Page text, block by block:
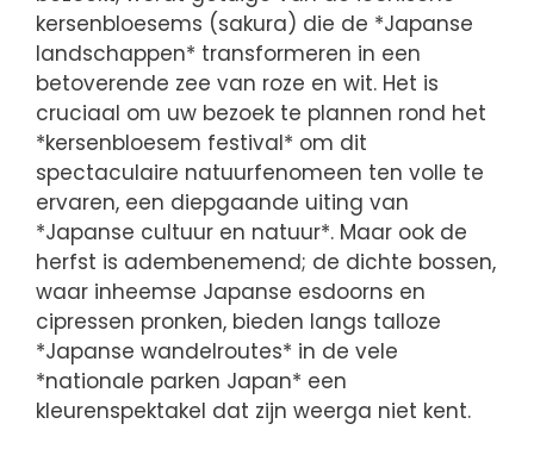
kersenbloesems (sakura) die de *Japanse
landschappen* transformeren in een
betoverende zee van roze en wit. Het is
cruciaal om uw bezoek te plannen rond het
*kersenbloesem festival* om dit
spectaculaire natuurfenomeen ten volle te
ervaren, een diepgaande uiting van
*Japanse cultuur en natuur*. Maar ook de
herfst is adembenemend; de dichte bossen,
waar inheemse Japanse esdoorns en
cipressen pronken, bieden langs talloze
*Japanse wandelroutes* in de vele
*nationale parken Japan* een
kleurenspektakel dat zijn weerga niet kent.